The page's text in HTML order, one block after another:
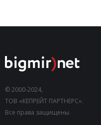
© 2000-2024,
ТОВ «КЕПРЕЙТ ПАРТНЕРС».
Все права защищены.